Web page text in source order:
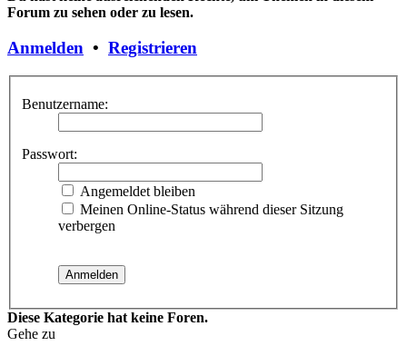
Forum zu sehen oder zu lesen.
Anmelden • Registrieren
Benutzername:
Passwort:
Angemeldet bleiben
Meinen Online-Status während dieser Sitzung
verbergen
Diese Kategorie hat keine Foren.
Gehe zu